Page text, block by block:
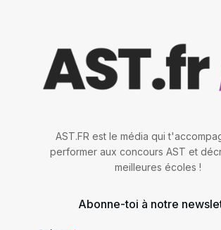
AST.FR est le média qui
performer aux concours AST et
meilleures écoles !
Abonne-toi à notre